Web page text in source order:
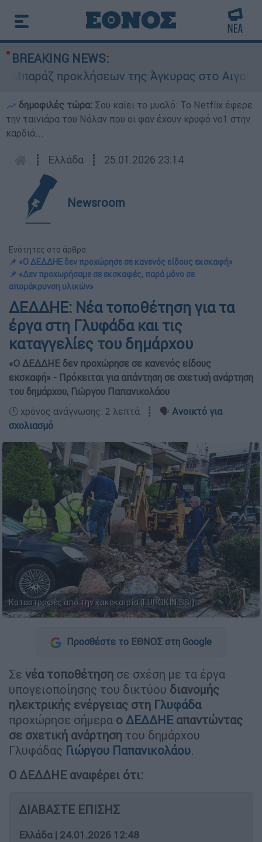
BREAKING NEWS:
προκλήσεων της Άγκυρας στο Αιγαίο:
δημοφιλές τώρα: Σου καίει το μυαλό: Το Netflix έφερε
την ταινιάρα του Νόλαν που οι φαν έχουν κρυφό νο1 στην
καρδιά...
┋ Ελλάδα ┋ 25.01.2026 23:14
Newsroom
Ενότητες στο άρθρο:
📌 «Ο ΔΕΔΔΗΕ δεν προχώρησε σε κανενός είδους εκσκαφή»
📌 «Δεν προχωρήσαμε σε εκσκαφές, παρά μόνο σε
απομάκρυνση υλικών»
ΔΕΔΔΗΕ: Νέα τοποθέτηση για τα
έργα στη Γλυφάδα και τις
καταγγελίες του δημάρχου
«Ο ΔΕΔΔΗΕ δεν προχώρησε σε κανενός είδους
εκσκαφή» - Πρόκειται για απάντηση σε σχετική ανάρτηση
του δημάρχου, Γιώργου Παπανικολάου
🕛 χρόνος ανάγνωσης: 2 λεπτά ┋ 🗣️ Ανοικτό για
σχολιασμό
Καταστροφές από την κακοκαιρία (EUROKINISSI)
Προσθέστε το ΕΘΝΟΣ στη Google
Σε νέα τοποθέτηση σε σχέση με τα έργα
υπογειοποίησης του δικτύου διανομής
ηλεκτρικής ενέργειας στη Γλυφάδα
προχώρησε σήμερα ο ΔΕΔΔΗΕ απαντώντας
σε σχετική ανάρτηση του δημάρχου
Γλυφάδας Γιώργου Παπανικολάου.
Ο ΔΕΔΔΗΕ αναφέρει ότι:
ΔΙΑΒΑΣΤΕ ΕΠΙΣΗΣ
Ελλάδα | 24.01.2026 12:48